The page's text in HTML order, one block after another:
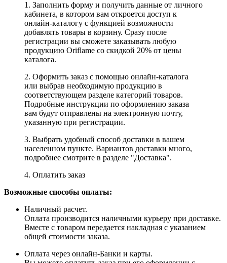
1. Заполнить форму и получить данные от личного
кабинета, в котором вам откроется доступ к
онлайн-каталогу с функцией возможности
добавлять товары в корзину. Сразу после
регистрации вы сможете заказывать любую
продукцию Oriflame со скидкой 20% от цены
каталога.
2. Оформить заказ с помощью онлайн-каталога
или выбрав необходимую продукцию в
соответствующем разделе категорий товаров.
Подробные инструкции по оформлению заказа
вам будут отправлены на электронную почту,
указанную при регистрации.
3. Выбрать удобный способ доставки в вашем
населенном пункте. Вариантов доставки много,
подробнее смотрите в разделе "Доставка".
4. Оплатить заказ
Возможные способы оплаты:
Наличный расчет.
Оплата производится наличными курьеру при доставке.
Вместе с товаром передается накладная с указанием
общей стоимости заказа.
Оплата через онлайн-Банки и карты.